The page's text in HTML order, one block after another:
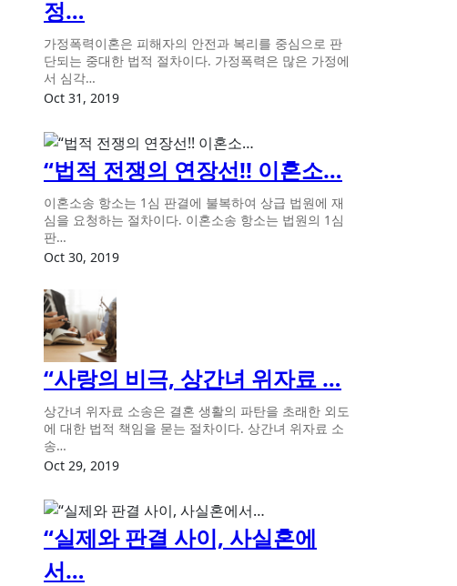
정…
가정폭력이혼은 피해자의 안전과 복리를 중심으로 판
단되는 중대한 법적 절차이다. 가정폭력은 많은 가정에
서 심각…
Oct 31, 2019
“법적 전쟁의 연장선!! 이혼소…
이혼소송 항소는 1심 판결에 불복하여 상급 법원에 재
심을 요청하는 절차이다. 이혼소송 항소는 법원의 1심
판…
Oct 30, 2019
“사랑의 비극, 상간녀 위자료 …
상간녀 위자료 소송은 결혼 생활의 파탄을 초래한 외도
에 대한 법적 책임을 묻는 절차이다. 상간녀 위자료 소
송…
Oct 29, 2019
“실제와 판결 사이, 사실혼에
서…